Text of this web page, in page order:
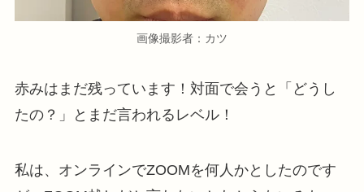
画像撮影者：カツ
赤みはまだ残っています！対面で会うと「どうし
たの？」とまだ言われるレベル！
私は、オンラインでZOOMを何人かとしたのです